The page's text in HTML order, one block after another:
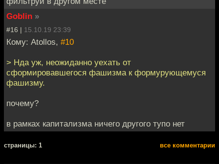
Goblin »
#16 | 15.10.19 23:39
Кому: Atollos, #10
> Нда уж, неожиданно уехать от
сформировавшегося фашизма к формурующемуся
фашизму.
почему?
в рамках капитализма ничего другого тупо нет
cтраницы: 1 все комментарии